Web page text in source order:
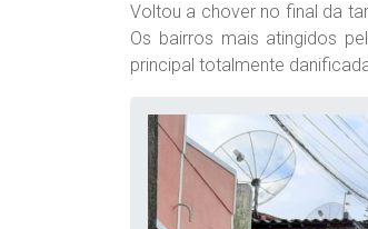
Voltou a chover no final da
Os bairros mais atingidos
principal totalmente